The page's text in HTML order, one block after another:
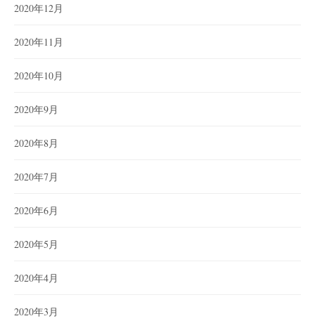
2020年12月
2020年11月
2020年10月
2020年9月
2020年8月
2020年7月
2020年6月
2020年5月
2020年4月
2020年3月